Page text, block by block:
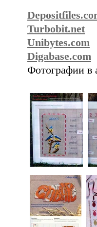
Turbobit.net
Unibytes.com
Digabase.com
Фотографии в